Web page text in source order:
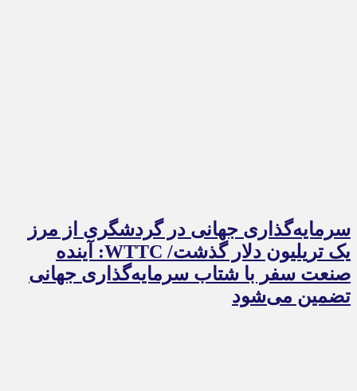
سرمایه‌گذاری جهانی در گردشگری از مرز
یک تریلیون دلار گذشت/ WTTC: آینده
صنعت سفر با شتاب سرمایه‌گذاری جهانی
تضمین می‌شود